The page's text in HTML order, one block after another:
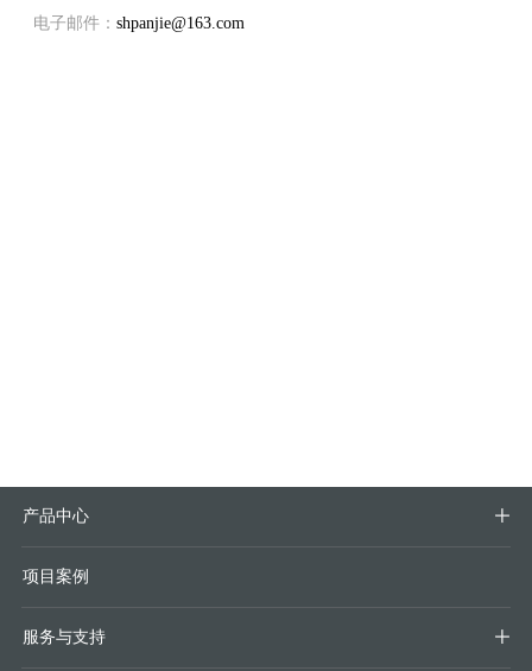
电子邮件： shpanjie@163.com
产品中心 
项目案例
服务与支持 